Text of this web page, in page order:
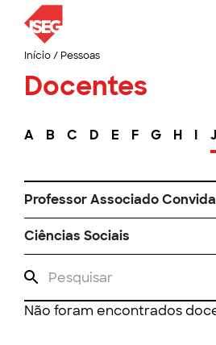
Início/ Pessoas
Docentes
A B C D E F G H I J
Professor Associado
Ciências Sociais
Não foram encontrados